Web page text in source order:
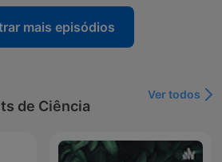
mais episódios
de Ciência
Ver todos